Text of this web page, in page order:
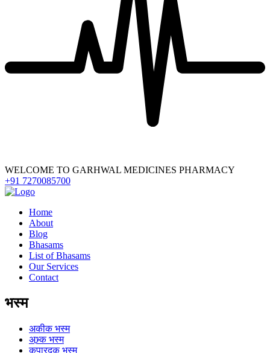
WELCOME TO GARHWAL MEDICINES PHARMACY
+91 7270085700
Home
About
Blog
Bhasams
List of Bhasams
Our Services
Contact
भस्म
अकीकभस्म
अभ्र्क भस्म
कपारदक भस्म